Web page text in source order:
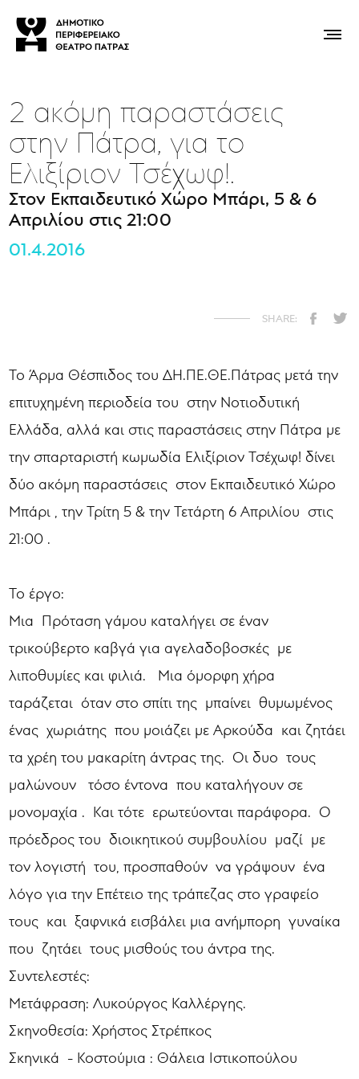
2 ακόμη παραστάσεις
στην Πάτρα, για το
Ελιξίριον Τσέχωφ!.
Στον Εκπαιδευτικό Χώρο Μπάρι, 5 & 6
Απριλίου στις 21:00
01.4.2016
Το Άρμα Θέσπιδος του ΔΗ.ΠΕ.ΘΕ.Πάτρας μετά την
επιτυχημένη περιοδεία του στην Νοτιοδυτική
Ελλάδα, αλλά και στις παραστάσεις στην Πάτρα με
την σπαρταριστή κωμωδία Ελιξίριον Τσέχωφ! δίνει
δύο ακόμη παραστάσεις στον Εκπαιδευτικό Χώρο
Μπάρι , την Τρίτη 5 & την Τετάρτη 6 Απριλίου στις
21:00 .
Το έργο:
Μια Πρόταση γάμου καταλήγει σε έναν
τρικούβερτο καβγά για αγελαδοβοσκές με
λιποθυμίες και φιλιά. Μια όμορφη χήρα
ταράζεται όταν στο σπίτι της μπαίνει θυμωμένος
ένας χωριάτης που μοιάζει με Αρκούδα και ζητάει
τα χρέη του μακαρίτη άντρας της. Οι δυο τους
μαλώνουν τόσο έντονα που καταλήγουν σε
μονομαχία . Και τότε ερωτεύονται παράφορα. Ο
πρόεδρος του διοικητικού συμβουλίου μαζί με
τον λογιστή του, προσπαθούν να γράψουν ένα
λόγο για την Επέτειο της τράπεζας στο γραφείο
τους και ξαφνικά εισβάλει μια ανήμπορη γυναίκα
που ζητάει τους μισθούς του άντρα της.
Συντελεστές:
Μετάφραση: Λυκούργος Καλλέργης.
Σκηνοθεσία: Χρήστος Στρέπκος
Σκηνικά - Κοστούμια : Θάλεια Ιστικοπούλου